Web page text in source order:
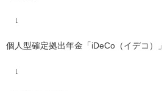
↓
個人型確定拠出年金「iDeCo（イデコ）」
↓